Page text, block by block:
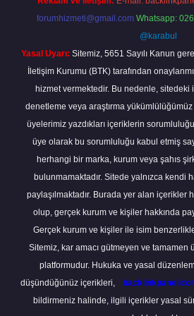
forumhizmeti@gmail.com Whatsapp:
@karabul
Yasal Uyarı: Sitemiz, 5651 Sayılı Kanun
İletişim Kurumu (BTK) tarafından
hizmet vermektedir. Bu nedenle,
denetleme veya araştırma
üyelerimiz yazdıkları içeriklerin
üye olarak bu sorumluluğu kabul etmiş
herhangi bir marka, kurum veya şahıs
bulunmamaktadır. Sitede yalnızca kendi
paylaşılmaktadır. Burada yer alan içerikler
olup, gerçek kurum ve kişiler hakkında
Gerçek kurum ve kişiler ile isim
Sitemiz, kar amacı gütmeyen ve tamamen
platformudur. Hukuka ve yasal
düşündüğünüz içerikleri,
bildirmeniz halinde, ilgili içerikler yasal